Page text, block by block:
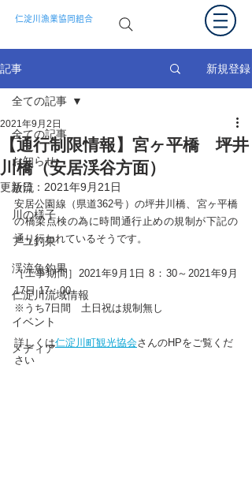
仁淀川漁業協同組合
記事 新規登録
全ての記事
お知らせ
放流
川の様子
アユ釣果
渓流魚釣果
仁淀川流域情報
イベント
メディア
全ての記事
【通行制限情報】宮ヶ平橋 坪井
川橋（安居渓谷方面）
2021年9月2日
更新日： 2021年9月21日
安居公園線（県道362号）の坪井川橋、宮ヶ平橋
の橋梁点検の為に時間通行止めの規制が下記の
通り行われているそうです。
［工事期間］2021年9月1日 8：30～2021年9月
17日 17：00
※うち7日間　土日祝は規制無し
詳しくは仁淀川町観光協会さんのHPをご覧くだ
さい